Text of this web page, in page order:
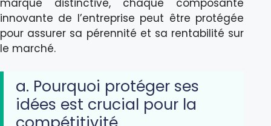
innovante de l’entreprise peut être protégée
pour assurer sa pérennité et sa rentabilité sur
le marché.
a. Pourquoi protéger ses
idées est crucial pour la